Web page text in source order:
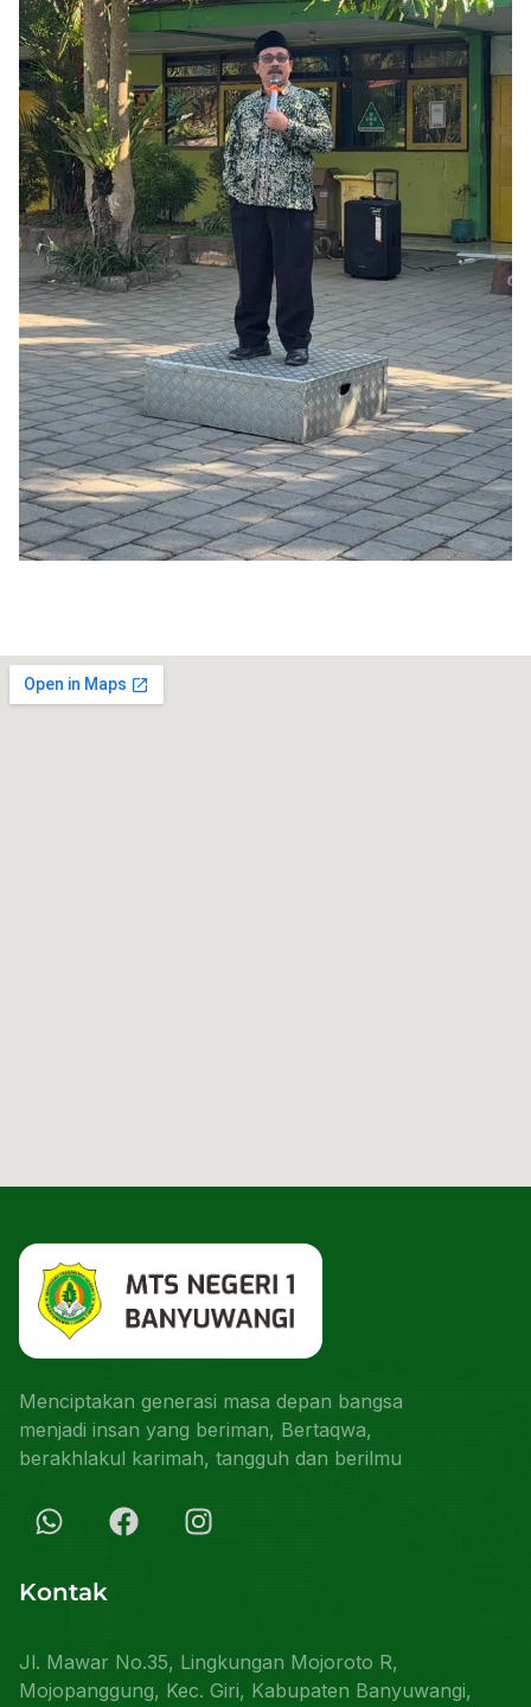
Menciptakan generasi masa depan bangsa
menjadi insan yang beriman, Bertaqwa,
berakhlakul karimah, tangguh dan berilmu
Kontak
Jl. Mawar No.35, Lingkungan Mojoroto R,
Mojopanggung, Kec. Giri, Kabupaten Banyuwangi,